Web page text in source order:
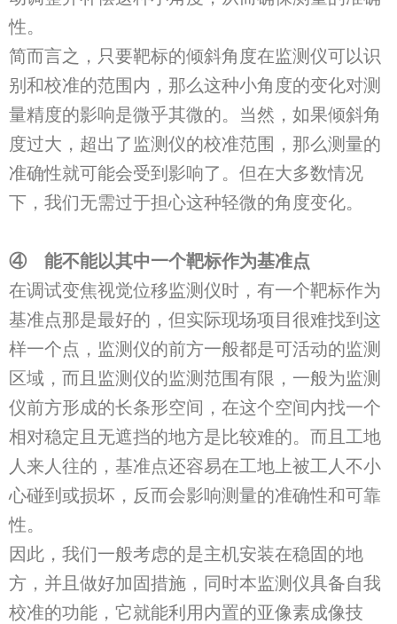
性。
简而言之，只要靶标的倾斜角度在监测仪可以识
别和校准的范围内，那么这种小角度的变化对测
量精度的影响是微乎其微的。当然，如果倾斜角
度过大，超出了监测仪的校准范围，那么测量的
准确性就可能会受到影响了。但在大多数情况
下，我们无需过于担心这种轻微的角度变化。
④ 能不能以其中一个靶标作为基准点
在调试变焦视觉位移监测仪时，有一个靶标作为
基准点那是最好的，但实际现场项目很难找到这
样一个点，监测仪的前方一般都是可活动的监测
区域，而且监测仪的监测范围有限，一般为监测
仪前方形成的长条形空间，在这个空间内找一个
相对稳定且无遮挡的地方是比较难的。而且工地
人来人往的，基准点还容易在工地上被工人不小
心碰到或损坏，反而会影响测量的准确性和可靠
性。
因此，我们一般考虑的是主机安装在稳固的地
方，并且做好加固措施，同时本监测仪具备自我
校准的功能，它就能利用内置的亚像素成像技